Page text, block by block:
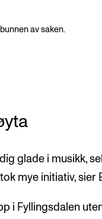
av saken.
glade i musikk,
mye initiativ, sier
i Fyllingsdalen